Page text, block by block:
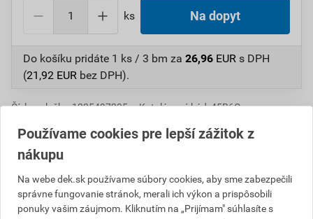
ks Na dopyt
Do košíku pridáte 1 ks / 3 bm za 26,96 EUR s DPH
(21,92 EUR bez DPH).
Číslo položky:1225497235
Katalógový kód: 45B6C
Popis
Používame cookies pre lepší zážitok z
nákupu
Na webe dek.sk používame súbory cookies, aby sme zabezpečili
správne fungovanie stránok, merali ich výkon a prispôsobili
ponuky vašim záujmom. Kliknutím na „Prijímam" súhlasíte s